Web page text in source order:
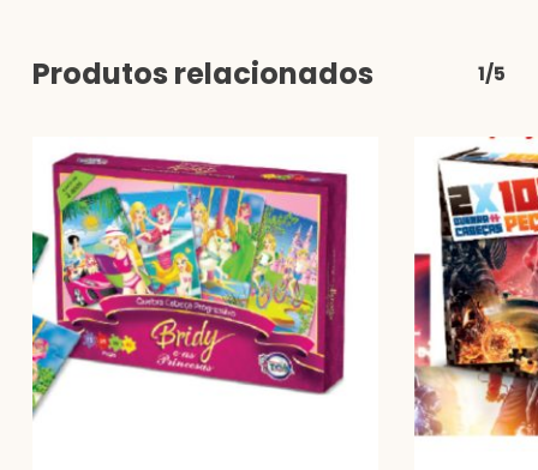
Produtos relacionados 1/5